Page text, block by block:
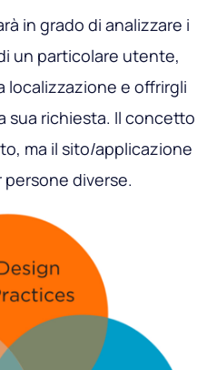
in grado di analizzare i
un particolare utente,
localizzazione e offrirgli
sua richiesta. Il concetto
ma il sito/applicazione
diverse.